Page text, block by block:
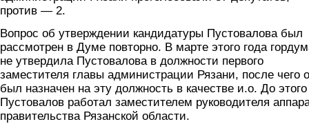
против — 2.
Вопрос об утверждении кандидатуры Пустовалова был
рассмотрен в Думе повторно. В марте этого года
не утвердила Пустовалова в должности первого
заместителя главы администрации Рязани, после чего
был назначен на эту должность в качестве и.о. До этого
Пустовалов работал заместителем руководителя
правительства Рязанской области.